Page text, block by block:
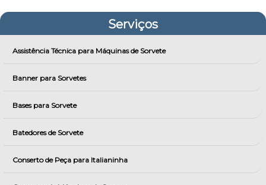
Serviços
Assistência Técnica para Máquinas de Sorvete
Banner para Sorvetes
Bases para Sorvete
Batedores de Sorvete
Conserto de Peça para Italianinha